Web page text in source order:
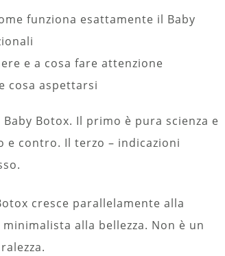
funziona esattamente il Baby
e a cosa fare attenzione
cosa aspettarsi
Botox. Il primo è pura scienza e
e contro. Il terzo – indicazioni
cresce parallelamente alla
alla bellezza. Non è un